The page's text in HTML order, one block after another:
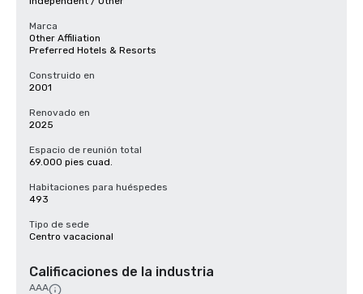
Marca
Other Affiliation
Preferred Hotels & Resorts
Construido en
2001
Renovado en
2025
Espacio de reunión total
69.000 pies cuad.
Habitaciones para huéspedes
493
Tipo de sede
Centro vacacional
Calificaciones de la industria
AAA